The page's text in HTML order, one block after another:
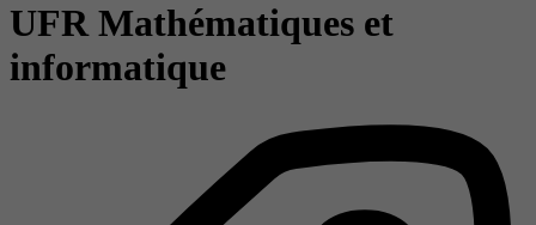
UFR Mathématiques et
informatique